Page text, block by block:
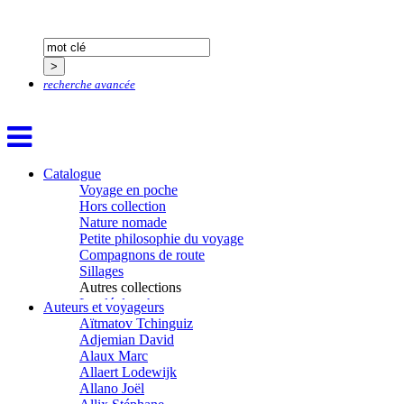
recherche avancée
Catalogue
Voyage en poche
Hors collection
Nature nomade
Petite philosophie du voyage
Compagnons de route
Sillages
Autres collections
La clé des champs
Chemins d’étoiles
Visions
Auteurs et voyageurs
Aïtmatov Tchinguiz
Adjemian David
Alaux Marc
Allaert Lodewijk
Allano Joël